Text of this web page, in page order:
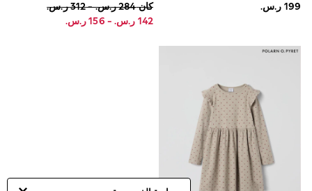
Shorts
Rash Vests
Sun Hats & Caps
Sunglasses
Baby Holiday Shop
Baby Summer Nightwear
Occasionwear
Dresses
Sets & Outfits
كان ‏284 ر.س.‏ - ‏312 ر.س.‏